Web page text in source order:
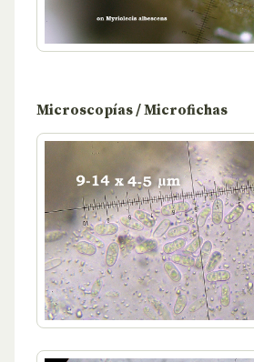
Microscopías / Microfichas